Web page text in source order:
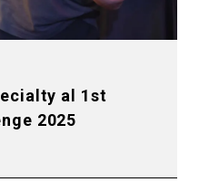
al 1st
2025